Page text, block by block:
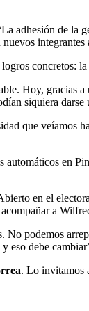
adhesión de la
concretos: la
Hoy,
siquiera
que
en
en el
a
podemos
eso debe
. Lo invitamos